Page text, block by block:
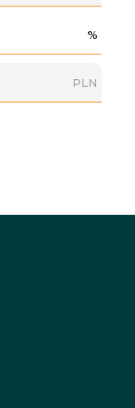
%
PLN